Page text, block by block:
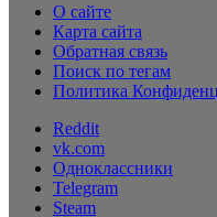
О сайте
Карта сайта
Обратная связь
Поиск по тегам
Политика
Reddit
vk.com
Одноклассники
Telegram
Steam